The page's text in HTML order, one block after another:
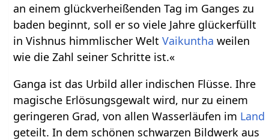
an einem glückverheißenden Tag im Ganges zu
baden beginnt, soll er so viele Jahre glückerfüllt
in Vishnus himmlischer WeltVaikuntha weilen
wie die Zahl seiner Schritte ist.«
Ganga ist das Urbild aller indischen Flüsse. Ihre
magische Erlösungsgewalt wird, nur zu einem
geringeren Grad, von allen Wasserläufen im Land
geteilt. In dem schönen schwarzen Bildwerk aus